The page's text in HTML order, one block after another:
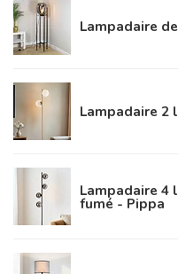
Lampadaire
Lampadaire 2
Lampadaire 4
fumé - Pippa